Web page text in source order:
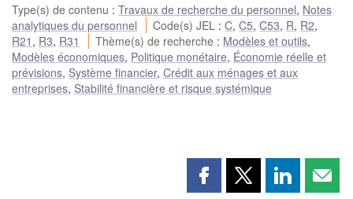
Type(s) de contenu : Travaux de recherche du personnel, Notes
analytiques du personnel
Code(s) JEL :C,C5,C53, R, R2,
R21 , R3, R31 Thème(s) de recherche : Modèles et outils,
Modèles économiques, Politique monétaire, Économie réelle et
prévisions, Système financier, Crédit aux ménages et aux
entreprises, Stabilité financière et risque systémique
PartagerPartagerPartager